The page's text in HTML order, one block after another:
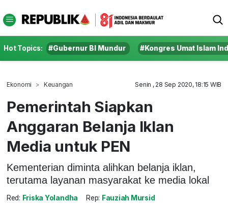
Hot Topics: #Gubernur BI Mundur #Kongres Umat Islam
Ekonomi Keuangan Senin , 28 Sep 2020, 18:15 WIB
Pemerintah Siapkan
Anggaran Belanja Iklan
Media untuk PEN
Kementerian diminta alihkan belanja iklan,
terutama layanan masyarakat ke media lokal
Red: Friska Yolandha Rep: Fauziah Mursid